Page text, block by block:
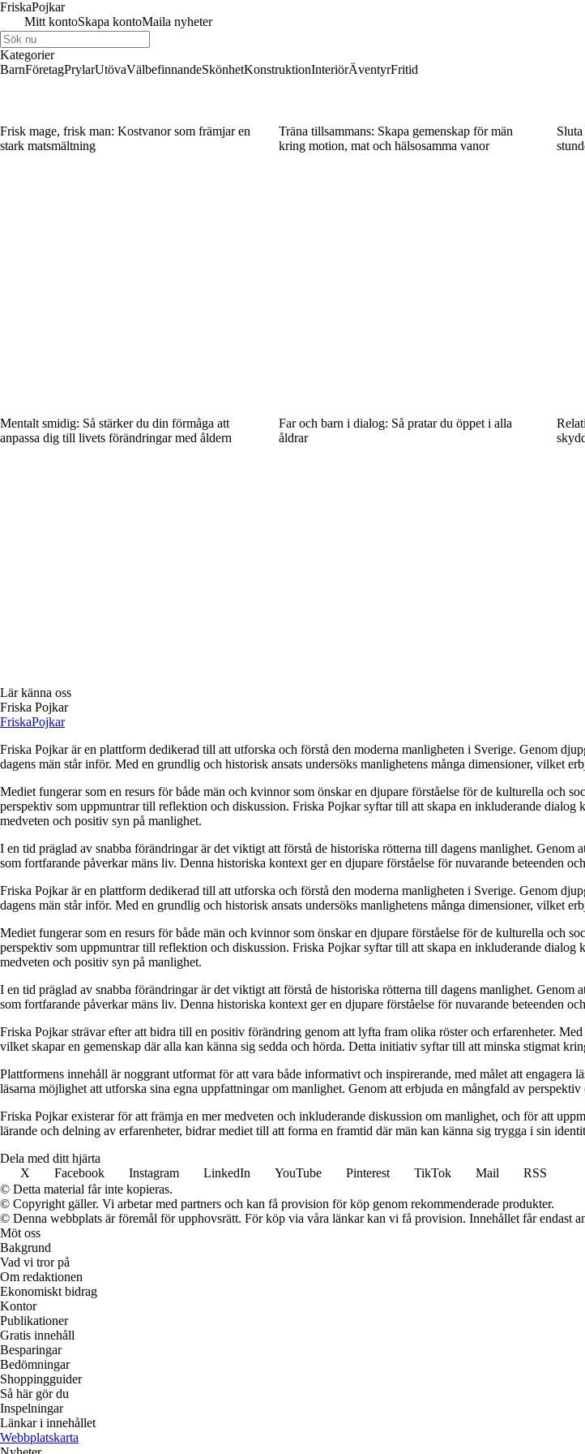
FriskaPojkar
Mitt kontoSkapa kontoMaila nyheter
Kategorier
BarnFöretagPrylarUtövaVälbefinnandeSkönhetKonstruktionInteriörÄventyrFritid
Frisk mage, frisk man: Kostvanor som främjar en
stark matsmältning
Träna tillsammans: Skapa gemenskap för män
kring motion, mat och hälsosamma vanor
Mentalt smidig: Så stärker du din förmåga att
anpassa dig till livets förändringar med åldern
Far och barn i dialog: Så pratar du öppet i alla
åldrar
Lär känna oss
Friska Pojkar
FriskaPojkar
Friska Pojkar är en plattform dedikerad till att utforska och förstå den moderna manligheten i Sverige. Genom
dagens män står inför. Med en grundlig och historisk ansats undersöks manlighetens många dimensioner, vilket
Mediet fungerar som en resurs för både män och kvinnor som önskar en djupare förståelse för de kulturella och
perspektiv som uppmuntrar till reflektion och diskussion. Friska Pojkar syftar till att skapa en inkluderande
medveten och positiv syn på manlighet.
I en tid präglad av snabba förändringar är det viktigt att förstå de historiska rötterna till dagens manlighet.
som fortfarande påverkar mäns liv. Denna historiska kontext ger en djupare förståelse för nuvarande beteenden
Friska Pojkar är en plattform dedikerad till att utforska och förstå den moderna manligheten i Sverige. Genom
dagens män står inför. Med en grundlig och historisk ansats undersöks manlighetens många dimensioner, vilket
Mediet fungerar som en resurs för både män och kvinnor som önskar en djupare förståelse för de kulturella och
perspektiv som uppmuntrar till reflektion och diskussion. Friska Pojkar syftar till att skapa en inkluderande
medveten och positiv syn på manlighet.
I en tid präglad av snabba förändringar är det viktigt att förstå de historiska rötterna till dagens manlighet.
som fortfarande påverkar mäns liv. Denna historiska kontext ger en djupare förståelse för nuvarande beteenden
Friska Pojkar strävar efter att bidra till en positiv förändring genom att lyfta fram olika röster och erfarenheter.
vilket skapar en gemenskap där alla kan känna sig sedda och hörda. Detta initiativ syftar till att minska stigmat
Plattformens innehåll är noggrant utformat för att vara både informativt och inspirerande, med målet att
läsarna möjlighet att utforska sina egna uppfattningar om manlighet. Genom att erbjuda en mångfald av
Friska Pojkar existerar för att främja en mer medveten och inkluderande diskussion om manlighet, och för att
lärande och delning av erfarenheter, bidrar mediet till att forma en framtid där män kan känna sig trygga i sin
Dela med ditt hjärta
X
Facebook Instagram LinkedIn YouTube Pinterest TikTok Mail
RSS
© Detta material får inte kopieras.
© Copyright gäller. Vi arbetar med partners och kan få provision för köp genom rekommenderade produkter.
© Denna webbplats är föremål för upphovsrätt. För köp via våra länkar kan vi få provision. Innehållet får endast
Möt oss
Bakgrund
Vad vi tror på
Om redaktionen
Ekonomiskt bidrag
Kontor
Publikationer
Gratis innehåll
Besparingar
Bedömningar
Shoppingguider
Så här gör du
Inspelningar
Länkar i innehållet
Webbplatskarta